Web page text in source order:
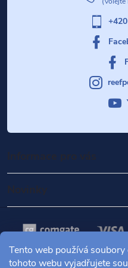
Tento web používá
tohoto webu vyjadřujete